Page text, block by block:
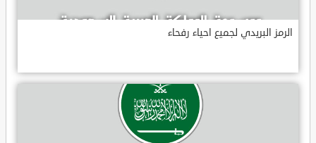
الرمز البريدي لجميع احياء رفحاء